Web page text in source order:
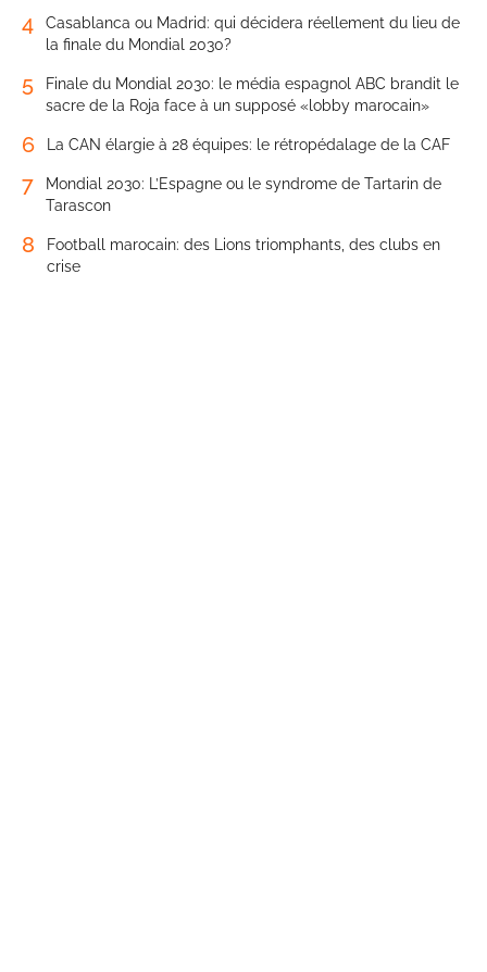
4
Casablanca ou Madrid: qui décidera réellement du lieu de
la finale du Mondial 2030?
5
Finale du Mondial 2030: le média espagnol ABC brandit le
sacre de la Roja face à un supposé «lobby marocain»
6 La CAN élargie à 28 équipes: le rétropédalage de la CAF
7
Mondial 2030: L’Espagne ou le syndrome de Tartarin de
Tarascon
8
Football marocain: des Lions triomphants, des clubs en
crise